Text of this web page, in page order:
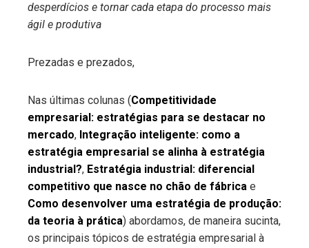
desperdícios e tornar cada etapa do processo mais
ágil e produtiva
Prezadas e prezados,
Nas últimas colunas (Competitividade
empresarial: estratégias para se destacar no
mercado, Integração inteligente: como a
estratégia empresarial se alinha à estratégia
industrial?, Estratégia industrial: diferencial
competitivo que nasce no chão de fábrica e
Como desenvolver uma estratégia de produção:
da teoria à prática) abordamos, de maneira sucinta,
os principais tópicos de estratégia empresarial à